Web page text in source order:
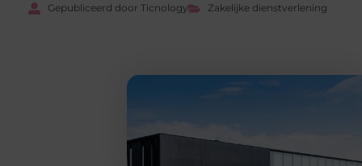
Gepubliceerd door Ticnology Zakelijke dienstverlening